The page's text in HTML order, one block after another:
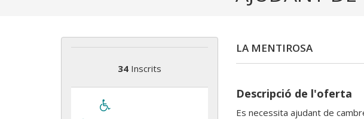
34Inscrits
LA MENTIROSA
Descripció de l'oferta
Es necessita ajudant de